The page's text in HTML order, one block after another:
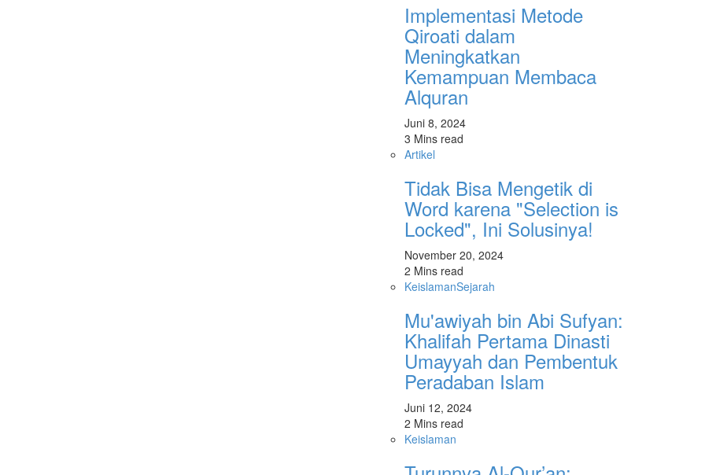
Implementasi Metode
Qiroati dalam
Meningkatkan
Kemampuan Membaca
Alquran
Juni 8, 2024
3 Mins read
Artikel
Tidak Bisa Mengetik di
Word karena "Selection is
Locked", Ini Solusinya!
November 20, 2024
2 Mins read
KeislamanSejarah
Mu'awiyah bin Abi Sufyan:
Khalifah Pertama Dinasti
Umayyah dan Pembentuk
Peradaban Islam
Juni 12, 2024
2 Mins read
Keislaman